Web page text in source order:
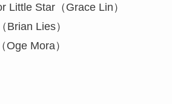
Little Star（Grace Lin）
Brian Lies）
Oge Mora）